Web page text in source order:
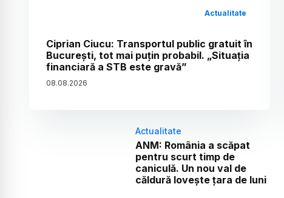
Actualitate
Ciprian Ciucu: Transportul public gratuit în
București, tot mai puțin probabil. „Situația
financiară a STB este gravă”
08.08.2026
Actualitate
ANM: România a scăpat
pentru scurt timp de
caniculă. Un nou val de
căldură lovește țara de luni